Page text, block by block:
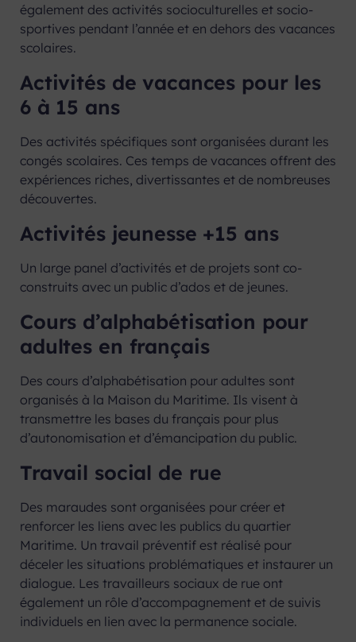
également des activités socioculturelles et socio-
sportives pendant l’année et en dehors des vacances
scolaires.
Activités de vacances pour les
6 à 15 ans
Des activités spécifiques sont organisées durant les
congés scolaires. Ces temps de vacances offrent des
expériences riches, divertissantes et de nombreuses
découvertes.
Activités jeunesse +15 ans
Un large panel d’activités et de projets sont co-
construits avec un public d’ados et de jeunes.
Cours d’alphabétisation pour
adultes en français
Des cours d’alphabétisation pour adultes sont
organisés à la Maison du Maritime. Ils visent à
transmettre les bases du français pour plus
d’autonomisation et d’émancipation du public.
Travail social de rue
Des maraudes sont organisées pour créer et
renforcer les liens avec les publics du quartier
Maritime. Un travail préventif est réalisé pour
déceler les situations problématiques et instaurer un
dialogue. Les travailleurs sociaux de rue ont
également un rôle d’accompagnement et de suivis
individuels en lien avec la permanence sociale.